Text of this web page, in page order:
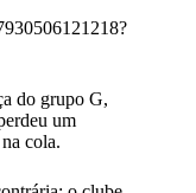
do grupo G,
um
cola.